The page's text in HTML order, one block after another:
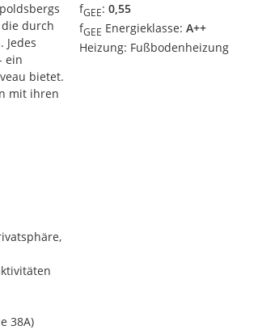
durch
ein
bietet.
mit ihren
maximale
Donau
idealen
38A)
fGEE: 0,55
fGEE Energieklasse: A++
Heizung: Fußbodenheizung